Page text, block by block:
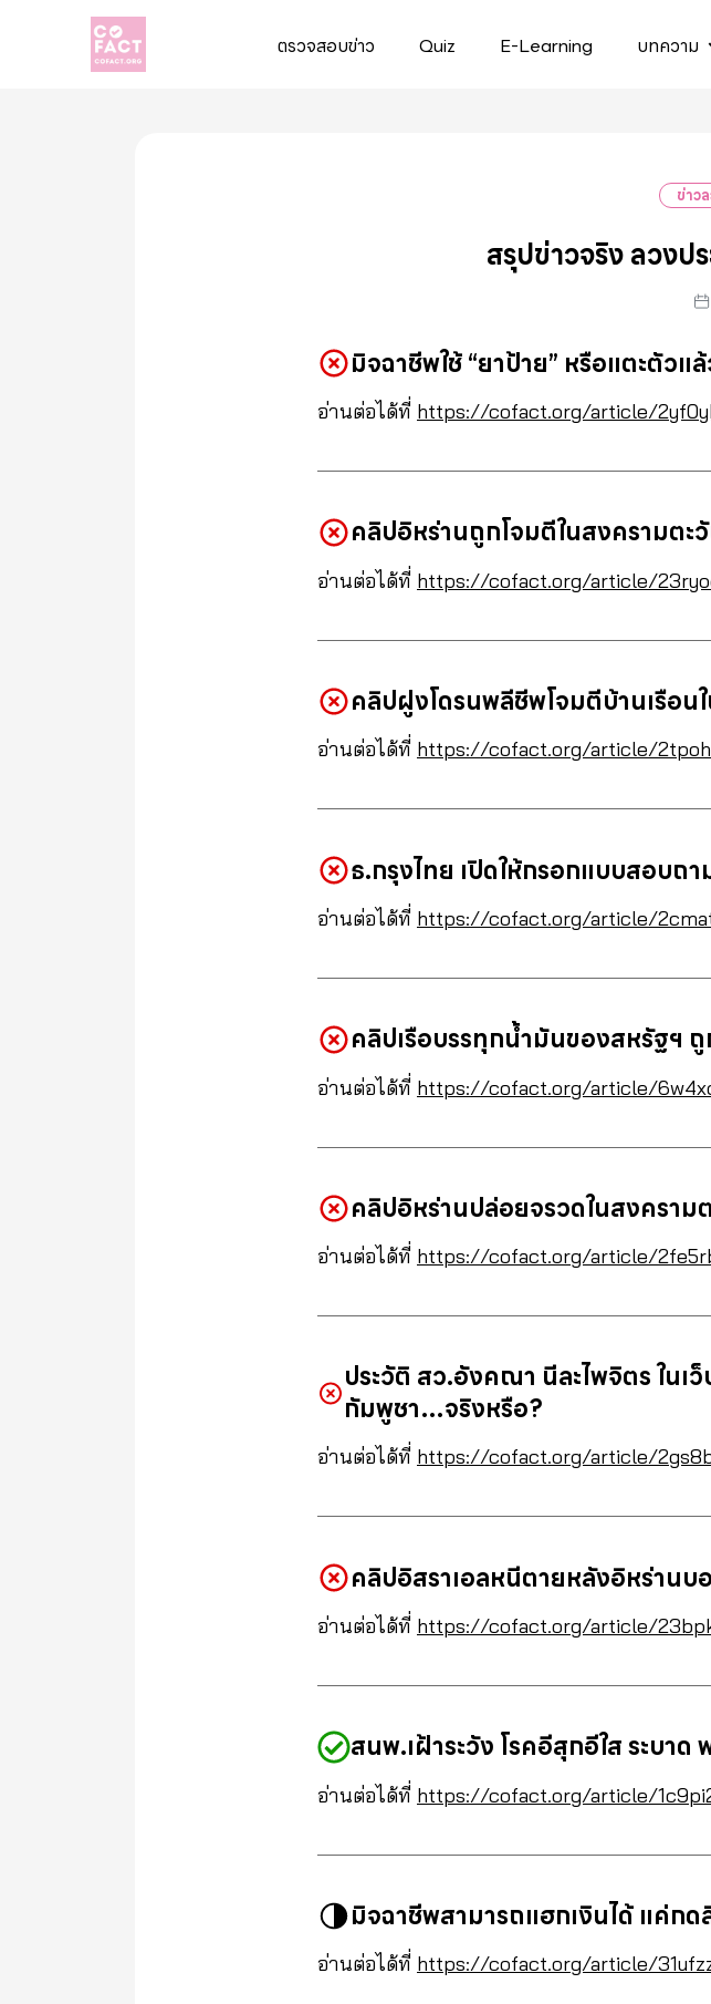
ตรวจสอบข่าว Quiz E-Learning บทความ
ข่าว
สรุปข่าวจริง ลวงป
มิจฉาชีพใช้ “ยาป้าย” หรือแตะตัว
อ่านต่อได้ที่ https://cofact.org/article/
คลิปอิหร่านถูกโจมตีในสงครามต
อ่านต่อได้ที่ https://cofact.org/article/
คลิปฝูงโดรนพลีชีพโจมตีบ้านเรือ
อ่านต่อได้ที่ https://cofact.org/article/
ธ.กรุงไทย เปิดให้กรอกแบบสอบถ
อ่านต่อได้ที่ https://cofact.org/article/
คลิปเรือบรรทุกน้ำมันของสหรัฐฯ
อ่านต่อได้ที่ https://cofact.org/article/
คลิปอิหร่านปล่อยจรวดในสงครา
อ่านต่อได้ที่ https://cofact.org/article/
ประวัติ สว.อังคณา นีละไพจิตร ในเ
กัมพูชา…จริงหรือ?
อ่านต่อได้ที่ https://cofact.org/article/
คลิปอิสราเอลหนีตายหลังอิหร่าน
อ่านต่อได้ที่ https://cofact.org/article/
สนพ.เฝ้าระวัง โรคอีสุกอีใส ระบา
อ่านต่อได้ที่ https://cofact.org/article/
มิจฉาชีพสามารถแฮกเงินได้ แค่ก
อ่านต่อได้ที่ https://cofact.org/article/